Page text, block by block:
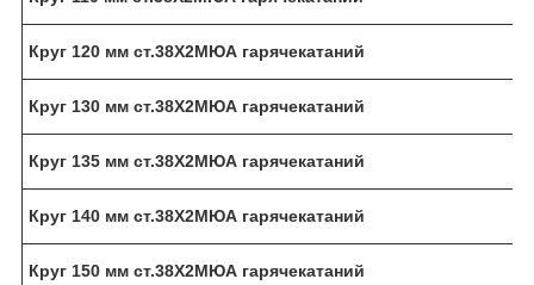
Круг 120 мм ст.38Х2МЮА гарячекатаний
Круг 130 мм ст.38Х2МЮА гарячекатаний
Круг 135 мм ст.38Х2МЮА гарячекатаний
Круг 140 мм ст.38Х2МЮА гарячекатаний
Круг 150 мм ст.38Х2МЮА гарячекатаний